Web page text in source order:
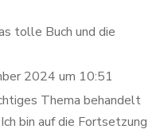
tolle Buch und die
2024 um 10:51
Thema behandelt
bin auf die Fortsetzung